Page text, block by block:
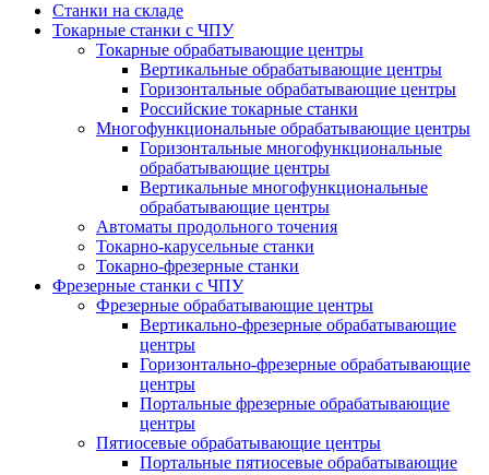
Станки на складе
Токарные станки с ЧПУ
Токарные обрабатывающие центры
Вертикальные обрабатывающие центры
Горизонтальные обрабатывающие центры
Российские токарные станки
Многофункциональные обрабатывающие центры
Горизонтальные многофункциональные
обрабатывающие центры
Вертикальные многофункциональные
обрабатывающие центры
Автоматы продольного точения
Токарно-карусельные станки
Токарно-фрезерные станки
Фрезерные станки с ЧПУ
Фрезерные обрабатывающие центры
Вертикально-фрезерные обрабатывающие
центры
Горизонтально-фрезерные обрабатывающие
центры
Портальные фрезерные обрабатывающие
центры
Пятиосевые обрабатывающие центры
Портальные пятиосевые обрабатывающие